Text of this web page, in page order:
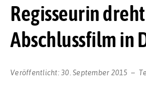
Regisseurin
Abschlussfilm in
Veröffentlicht:30. September 2015